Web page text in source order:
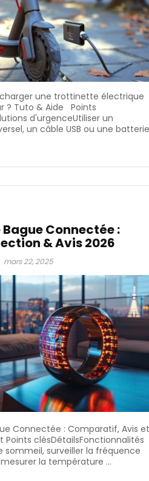
une trottinette électrique
? Tuto & Aide Points
d'urgenceUtiliser un
un câble USB ou une batterie
Connectée​ :
& Avis 2026
mars 22, 2025
Connectée : Comparatif, Avis et
Points clésDétailsFonctionnalités
sommeil, surveiller la fréquence
la température ...